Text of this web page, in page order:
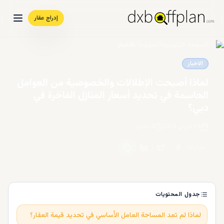
إدراج عقار
الاخبار
جدول المحتويات
لماذا لم تعد المساحة العامل الأساسي في تحديد قيمة العقار؟